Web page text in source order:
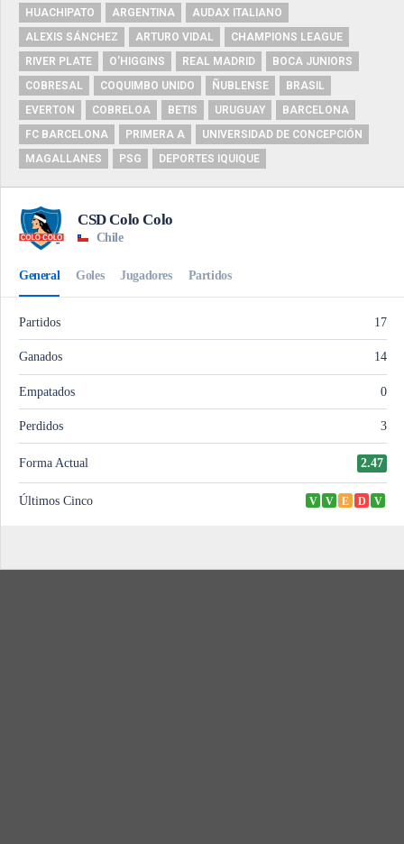
HUACHIPATO
ARGENTINA
AUDAX ITALIANO
ALEXIS SÁNCHEZ
ARTURO VIDAL
CHAMPIONS LEAGUE
RIVER PLATE
O'HIGGINS REAL MADRID
BOCA JUNIORS
COBRESAL
COQUIMBO UNIDO ÑUBLENSE
BRASIL
EVERTON
COBRELOA BETIS URUGUAY
BARCELONA
FC BARCELONA
PRIMERA A
UNIVERSIDAD DE CONCEPCIÓN
MAGALLANES
PSG DEPORTES IQUIQUE